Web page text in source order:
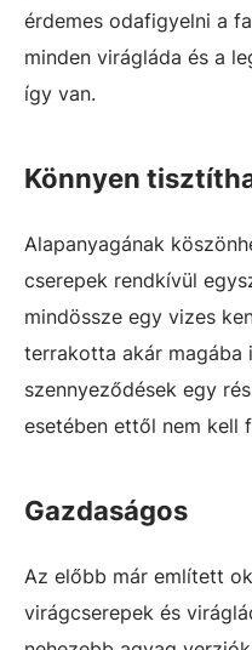
érdemes odafigyelni a
minden virágláda és a
így van.
Könnyen
Alapanyagának
cserepek rendkívül
mindössze egy vizes
terrakotta akár magába
szennyeződések egy
esetében ettől nem kell
Gazdaságos
Az előbb már említett
virágcserepek és